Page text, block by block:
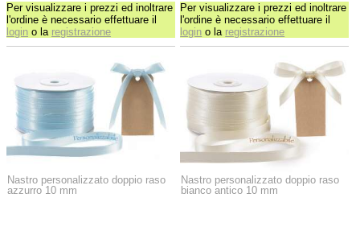
Per visualizzare i prezzi ed inoltrare
l'ordine è necessario effettuare il
login o la registrazione
Per visualizzare i prezzi ed inoltrare
l'ordine è necessario effettuare il
login o la registrazione
Nastro personalizzato doppio raso
azzurro 10 mm
Nastro personalizzato doppio raso
bianco antico 10 mm